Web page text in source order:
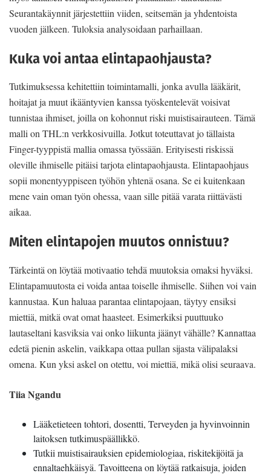
Seurantakäynnit järjestettiin viiden, seitsemän ja yhdentoista
vuoden jälkeen. Tuloksia analysoidaan parhaillaan.
Kuka voi antaa elintapaohjausta?
Tutkimuksessa kehitettiin toimintamalli, jonka avulla lääkärit,
hoitajat ja muut ikääntyvien kanssa työskentelevät voisivat
tunnistaa ihmiset, joilla on kohonnut riski muistisairauteen. Tämä
malli on THL:n verkkosivuilla. Jotkut toteuttavat jo tällaista
Finger-tyyppistä mallia omassa työssään. Erityisesti riskissä
oleville ihmiselle pitäisi tarjota elintapaohjausta. Elintapaohjaus
sopii monentyyppiseen työhön yhtenä osana. Se ei kuitenkaan
mene vain oman työn ohessa, vaan sille pitää varata riittävästi
aikaa.
Miten elintapojen muutos onnistuu?
Tärkeintä on löytää motivaatio tehdä muutoksia omaksi hyväksi.
Elintapamuutosta ei voida antaa toiselle ihmiselle. Siihen voi vain
kannustaa. Kun haluaa parantaa elintapojaan, täytyy ensiksi
miettiä, mitkä ovat omat haasteet. Esimerkiksi puuttuuko
lautaseltani kasviksia vai onko liikunta jäänyt vähälle? Kannattaa
edetä pienin askelin, vaikkapa ottaa pullan sijasta välipalaksi
omena. Kun yksi askel on otettu, voi miettiä, mikä olisi seuraava.
Tiia Ngandu
Lääketieteen tohtori, dosentti, Terveyden ja hyvinvoinnin
laitoksen tutkimuspäällikkö.
Tutkii muistisairauksien epidemiologiaa, riskitekijöitä ja
ennaltaehkäisyä. Tavoitteena on löytää ratkaisuja, joiden